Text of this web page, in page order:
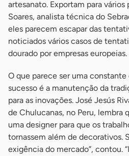
artesanato. Exportam para vários
Soares, analista técnica do
eles parecem escapar das
noticiados vários casos de
dourado por empresas europeias.
O que parece ser uma
sucesso é a manutenção da
para as inovações. José Jesús
de Chulucanas, no Peru, lembra
uma designer para que os
tornassem além de decorativos.
exigência do mercado”, contou.